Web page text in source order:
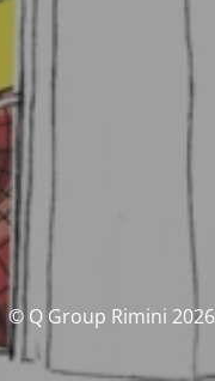
© Q Group Rimini 2026